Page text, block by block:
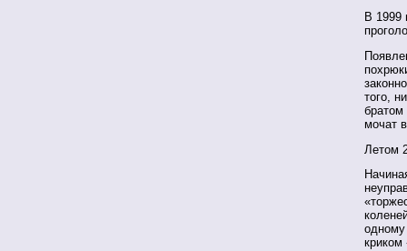
В 1999
того,
братом
мочат
Летом
одному
криком